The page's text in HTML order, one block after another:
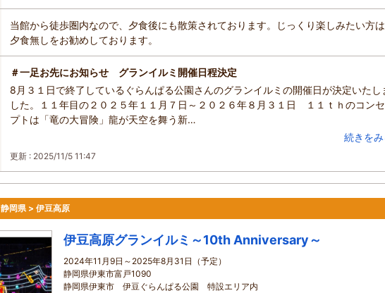
当館から徒歩圏内なので、夕食後にも散策されております。じっくり楽しみたい方は
夕食無しをお勧めしております。
＃一足お先にお知らせ グランイルミ開催日程決定
8月３１日で終了しているぐらんぱる公園さんのグランイルミの開催日が決定いたし
した。１１年目の２０２５年１１月７日～２０２６年８月３１日 １１ｔｈのコンセ
プトは「竜の大冒険」龍が天空を舞う新…
続きを
更新 : 2025/11/5 11:47
静岡県 > 伊豆高原
伊豆高原グランイルミ～10th Anniversary～
2024年11月9日～2025年8月31日（予定）
静岡県伊東市富戸1090
静岡県伊東市 伊豆ぐらんぱる公園 特設エリア内